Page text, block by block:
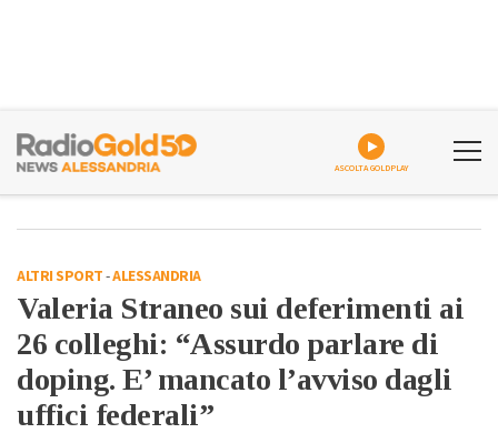
ASCOLTA GOLDPLAY
ALTRI SPORT-ALESSANDRIA
Valeria Straneo sui deferimenti ai
26 colleghi: “Assurdo parlare di
doping. E’ mancato l’avviso dagli
uffici federali”